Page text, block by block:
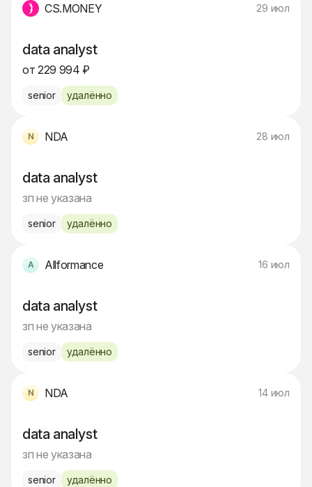
CS.MONEY 29 июл
data analyst
от 229 994 ₽
senior удалённо
NDA 28 июл
data analyst
зп не указана
senior удалённо
Allformance 16 июл
data analyst
зп не указана
senior удалённо
NDA 14 июл
data analyst
зп не указана
senior удалённо